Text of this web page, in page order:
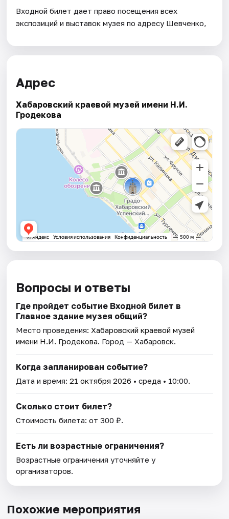
Входной билет дает право посещения всех
экспозиций и выставок музея по адресу Шевченко,
Адрес
Хабаровский краевой музей имени Н.И.
Гродекова
Вопросы и ответы
Где пройдет событие Входной билет в
Главное здание музея общий?
Место проведения:Хабаровский краевой музей
имени Н.И. Гродекова. Город — Хабаровск.
Когда запланирован событие?
Дата и время:21 октября 2026 • среда • 10:00.
Сколько стоит билет?
Стоимость билета: от 300 ₽.
Есть ли возрастные ограничения?
Возрастные ограничения уточняйте у
организаторов.
Похожие мероприятия